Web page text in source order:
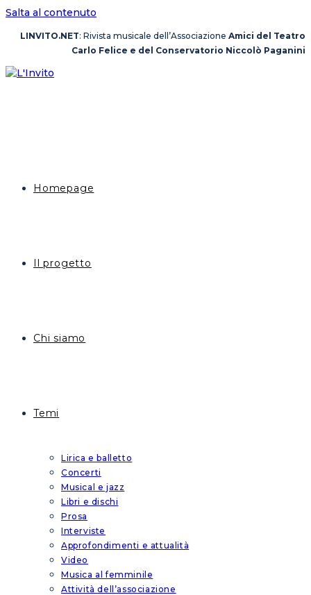
Salta al contenuto
LINVITO.NET: Rivista musicale dell’Associazione Amici del Teatro
Carlo Felice e del Conservatorio Niccolò Paganini
Homepage
Il progetto
Chi siamo
Temi
Lirica e balletto
Concerti
Musical e jazz
Libri e dischi
Prosa
Interviste
Approfondimenti e attualità
Video
Musica al femminile
Attività dell’associazione